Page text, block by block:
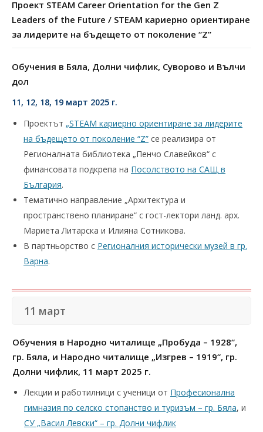
Проект STEAM Career Orientation for the Gen Z
Leaders of the Future / STEAM кариерно ориентиране
за лидерите на бъдещето от поколение “Z”
Обучения в Бяла, Долни чифлик, Суворово и Вълчи
дол
11, 12, 18, 19 март 2025 г.
Проектът „STEAM кариерно ориентиране за лидерите
на бъдещето от поколение “Z” се реализира от
Регионалната библиотека „Пенчо Славейков“ с
финансовата подкрепа на Посолството на САЩ в
България.
Тематично направление „Архитектура и
пространствено планиране“ с гост-лектори ланд. арх.
Мариета Литарска и Илияна Сотникова.
В партньорство с Регионалния исторически музей в гр.
Варна.
11 март
Обучения в Народно читалище „Пробуда – 1928“,
гр. Бяла, и Народно читалище „Изгрев – 1919“, гр.
Долни чифлик, 11 март 2025 г.
Лекции и работилници с ученици от Професионална
гимназия по селско стопанство и туризъм – гр. Бяла, и
СУ „Васил Левски“ – гр. Долни чифлик